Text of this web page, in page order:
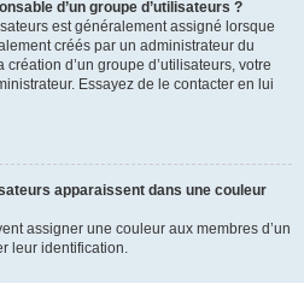
d’un groupe d’utilisateurs ?
est généralement assigné lorsque
créés par un administrateur du
d’un groupe d’utilisateurs, votre
Essayez de le contacter en lui
apparaissent dans une couleur
assigner une couleur aux membres d’un
leur identification.